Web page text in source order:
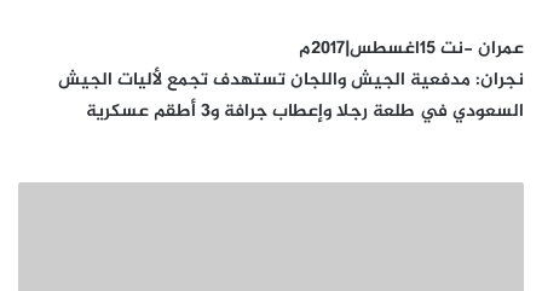
عمران -نت 15اغسطس|2017م
نجران: مدفعية الجيش واللجان تستهدف تجمع لأليات الجيش
السعودي في طلعة رجلا وإعطاب جرافة و3 أطقم عسكرية